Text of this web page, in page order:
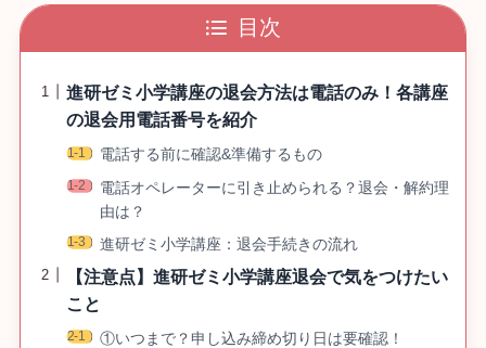
目次
進研ゼミ小学講座の退会方法は電話のみ！各講座
の退会用電話番号を紹介
電話する前に確認&準備するもの
電話オペレーターに引き止められる？退会・解約理
由は？
進研ゼミ小学講座：退会手続きの流れ
【注意点】進研ゼミ小学講座退会で気をつけたい
こと
①いつまで？申し込み締め切り日は要確認！